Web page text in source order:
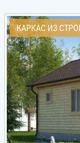
КАРКАС ИЗ